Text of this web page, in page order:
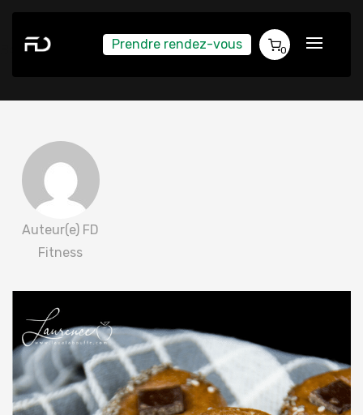
Prendre rendez-vous 0
Boules d’énergie automnales
Auteur(e) FD
Fitness